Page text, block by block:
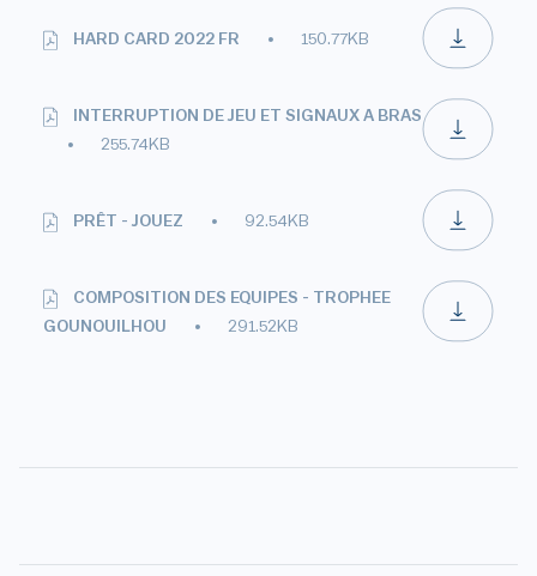
HARD CARD 2022 FR 150.77KB
INTERRUPTION DE JEU ET SIGNAUX A BRAS
255.74KB
PRÊT - JOUEZ 92.54KB
COMPOSITION DES EQUIPES - TROPHEE
GOUNOUILHOU
291.52KB